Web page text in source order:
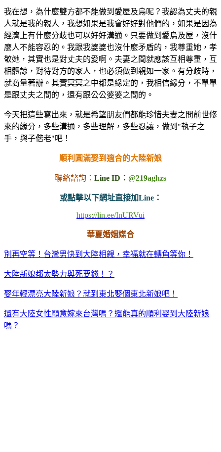
我在想，為什麼雙方都不能做到愛屋及烏呢？我認為丈夫的親
人就是我的親人，我想如果是我會好好對他們的，如果是因為
經濟上有什麼分歧也可以好好溝通。只要做到愛烏及屋，沒什
麼人不能容忍的。我跟我婆婆也沒什麼矛盾的，我尊重她，孝
敬她，其實也是對丈夫的愛啊。夫妻之間就應該互相尊重，互
相體諒，對待對方的家人，也必須做到親如一家。有分歧時，
就商量著辦。其實冥冥之中都是緣定的，我相信緣分，不單單
是跟丈夫之間的，還有跟公公婆婆之間的。
今天把這些寫出來，就是希望朋友們都能珍惜夫妻之間前世修
來的緣分，多些溝通，多些理解，多些忍讓，做到"執子之
手，與子偕老"吧！
順利圓滿娶到適合的大陸新娘
聯絡諮詢： Line ID： @219aghzs
或點擊以下網址直接加Line：
https://lin.ee/InURVui
華夏婚姻媒合
別再空等！台灣男快到大陸相親，幸福就在轉角等你！
大陸新娘都太勢力與死要錢！？
娶年輕漂亮大陸新娘？就到東北娶個東北新娘吧！
還有大陸女性願意嫁來台灣嗎？還能真的順利娶到大陸新娘
嗎？